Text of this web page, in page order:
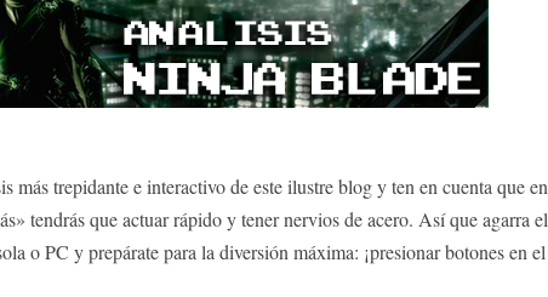
más trepidante e interactivo de este ilustre blog y ten en cuenta que en
tendrás que actuar rápido y tener nervios de acero. Así que agarra el
o PC y prepárate para la diversión máxima: ¡presionar botones en el